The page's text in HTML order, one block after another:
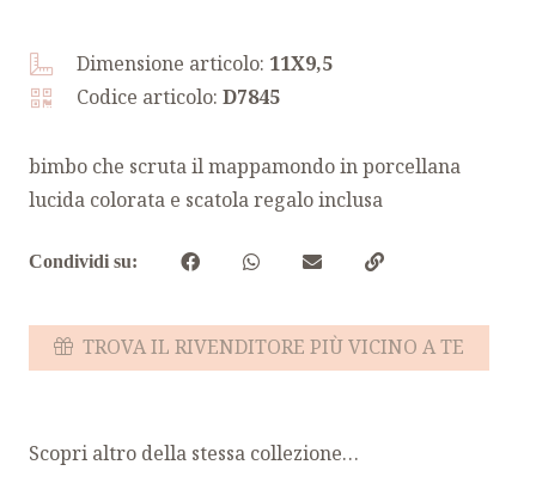
Dimensione articolo: 11X9,5
Codice articolo: D7845
bimbo che scruta il mappamondo in porcellana
lucida colorata e scatola regalo inclusa
Condividi su:
TROVA IL RIVENDITORE PIÙ VICINO A TE
Scopri altro della stessa collezione…